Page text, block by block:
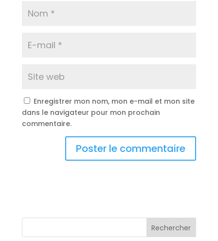
Enregistrer mon nom, mon e-mail et mon site
dans le navigateur pour mon prochain
commentaire.
Rechercher